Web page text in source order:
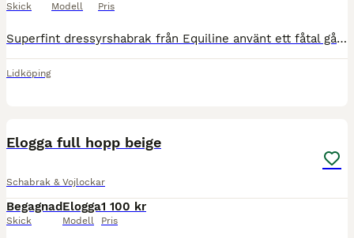
Skick Modell Pris
Superfint dressyrshabrak från Equiline använt ett fåtal gånger Marinblått storlek full 700kr fraktkostnad
Lidköping
Elogga full hopp beige
Schabrak & Vojlockar
Begagnad
Skick
Elogga
Modell
1 100 kr
Pris